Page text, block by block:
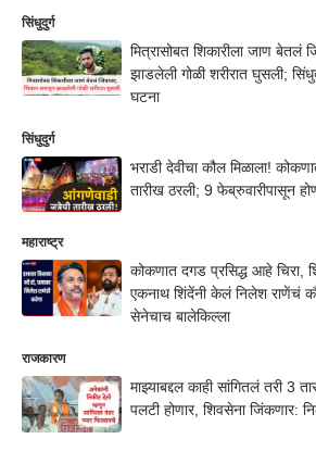
सिंधुदुर्ग
मित्रासोबत शिकारीला जाण बेतलं
झाडलेली गोळी शरीरात घुसली;
घटना
सिंधुदुर्ग
भराडी देवीचा कौल मिळाला!
तारीख ठरली; 9 फेब्रुवारीपासून
महाराष्ट्र
कोकणात दगड प्रसिद्ध आहे चिरा,
एकनाथ शिंदेंनी केलं निलेश राणेंचं
सेनेचाच बालेकिल्ला
राजकारण
माझ्याबद्दल काही सांगितलं तरी 3
पलटी होणार, शिवसेना जिंकणार: